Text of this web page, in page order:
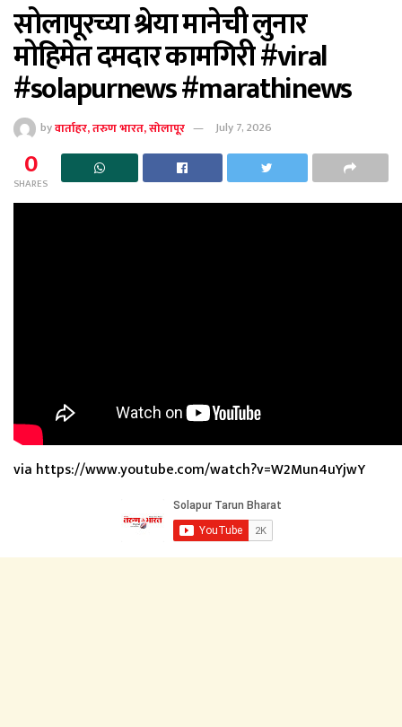
सोलापूरच्या श्रेया मानेची लुनार
मोहिमेत दमदार कामगिरी #viral
#solapurnews #marathinews
byवार्ताहर, तरुण भारत, सोलापूर July 7, 2026
0
SHARES
via https://www.youtube.com/watch?v=W2Mun4uYjwY